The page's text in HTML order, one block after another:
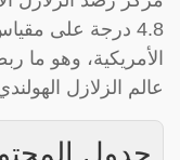
4.8 درجة على
الأمريكية، وهو ما
عالم الزلازل
جدول